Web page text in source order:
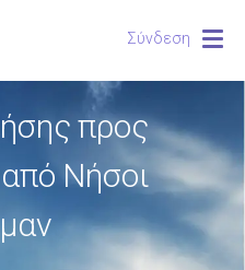
Σύνδεση
προς
Νήσοι